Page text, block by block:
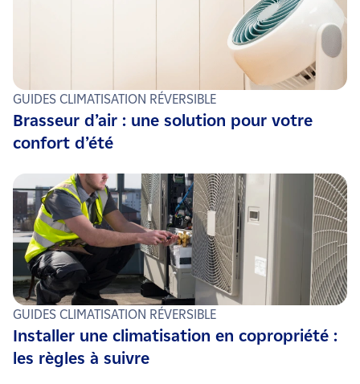
n’hésitez pas à vous renseigner dans votre région de
résidence pour d’éventuelles aides locales.
GUIDES CLIMATISATION RÉVERSIBLE
Brasseur d’air : une solution pour votre
confort d’été
GUIDES CLIMATISATION RÉVERSIBLE
Installer une climatisation en copropriété :
les règles à suivre